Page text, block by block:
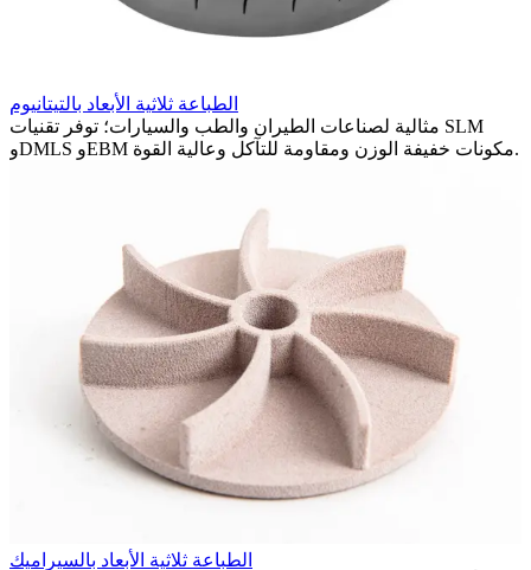
الطباعة ثلاثية الأبعاد بالتيتانيوم
مثالية لصناعات الطيران والطب والسيارات؛ توفر تقنيات SLM
وDMLS وEBM مكونات خفيفة الوزن ومقاومة للتآكل وعالية القوة.
الطباعة ثلاثية الأبعاد بالسيراميك